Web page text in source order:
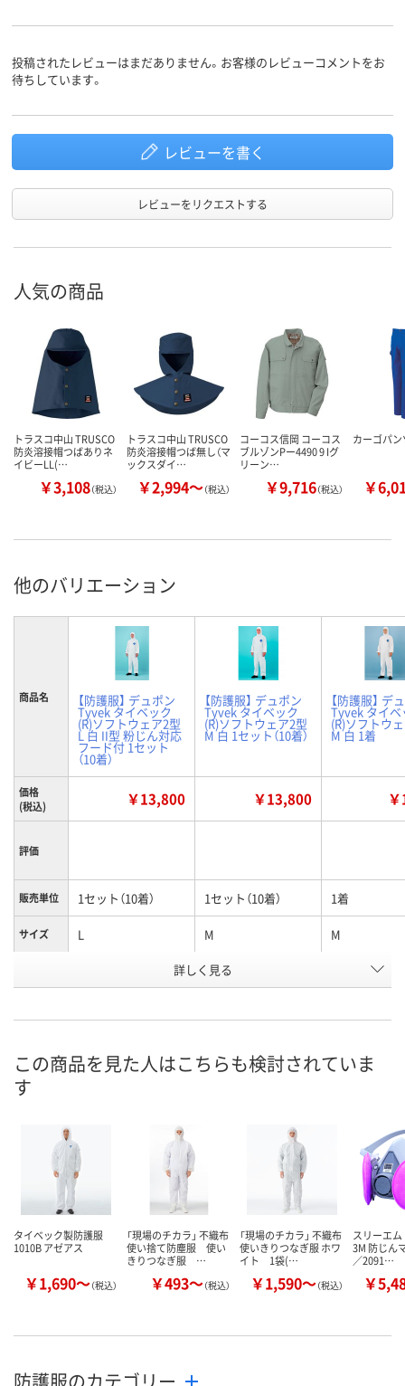
投稿されたレビューはまだありません。お客様のレビューコメントをお
待ちしています。
レビューを書く
レビューをリクエストする
人気の商品
トラスコ中山 TRUSCO
防炎溶接帽つばありネ
イビーLL(…
￥3,108（税込）
トラスコ中山 TRUSCO
防炎溶接帽つば無し（マ
ックスダイ…
￥2,994～（税込）
コーコス信岡 コーコス
ブルゾンPー4490 9 Iグ
リーン…
￥9,716（税込）
カーゴパ
￥
他のバリエーション
商品名 【防護服】 デュポン
Tyvek タイベック
(R)ソフトウェア2型
L 白 II型 粉じん対応
フード付 1セット
（10着）
【防護服】 デュポン
Tyvek タイベック
(R)ソフトウェア2型
M 白 1セット（10着）
【防護服】 デ
Tyvek タイベ
(R)ソフトウ
M 白 1着
価格
(税込)
￥13,800 ￥13,800
評価
販売単位 1セット（10着） 1セット（10着） 1着
サイズ L M M
1779264 1746432
カゴへ カ
詳しく見る
この商品を見た人はこちらも検討されていま
す
タイベック製防護服
1010B アゼアス
￥1,690～（税込）
「現場のチカラ」 不織布
使い捨て防塵服 使い
きりつなぎ服 …
￥493～（税込）
「現場のチカラ」 不織布
使いきりつなぎ服 ホワ
イト 1袋(…
￥1,590～（税込）
スリーエ
3M 防じん
／2091…
￥
防護服のカテゴリー